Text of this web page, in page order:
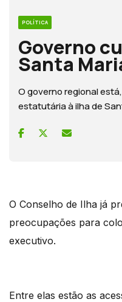
POLÍTICA
Governo
Santa
O governo regional
estatutária à ilha de
O Conselho de Ilha já
preocupações para
executivo.
Entre elas estão as